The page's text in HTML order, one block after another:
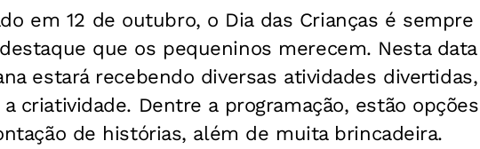
em 12 de outubro, o Dia das Crianças é
que os pequeninos merecem. Nesta
estará recebendo diversas atividades
criatividade. Dentre a programação, estão
de histórias, além de muita brincadeira.